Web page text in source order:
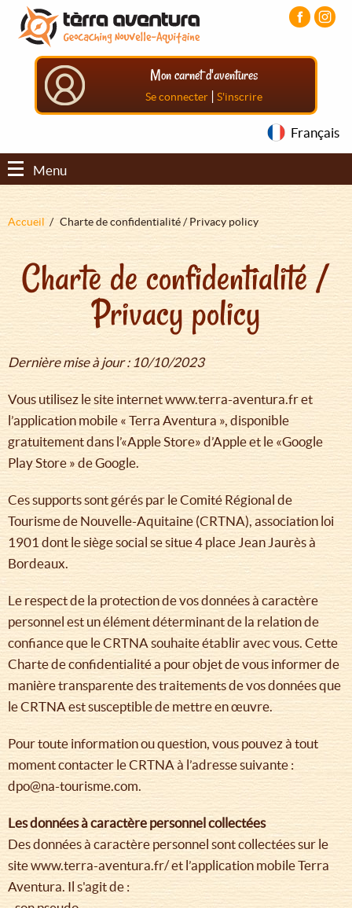
Aller
contenu
principal
Aller
menu
principal
Aller
pied
Mon carnet d'aventures
Se connecter | S'inscrire
Français
Menu
Fil
Accueil Charte de confidentialité / Privacy policy
Charte de confidentialité /
Privacy policy
Dernière mise à jour : 10/10/2023
Vous utilisez le site internet www.terra-aventura.fr et
l’application mobile « Terra Aventura », disponible
gratuitement dans l’«Apple Store» d’Apple et le «Google
Play Store » de Google.
Ces supports sont gérés par le Comité Régional de
Tourisme de Nouvelle-Aquitaine (CRTNA), association loi
1901 dont le siège social se situe 4 place Jean Jaurès à
Bordeaux.
Le respect de la protection de vos données à caractère
personnel est un élément déterminant de la relation de
confiance que le CRTNA souhaite établir avec vous. Cette
Charte de confidentialité a pour objet de vous informer de
manière transparente des traitements de vos données que
le CRTNA est susceptible de mettre en œuvre.
Pour toute information ou question, vous pouvez à tout
moment contacter le CRTNA à l’adresse suivante :
dpo@na-tourisme.com.
Les données à caractère personnel collectées
Des données à caractère personnel sont collectées sur le
site www.terra-aventura.fr/ et l’application mobile Terra
Aventura. Il s'agit de :